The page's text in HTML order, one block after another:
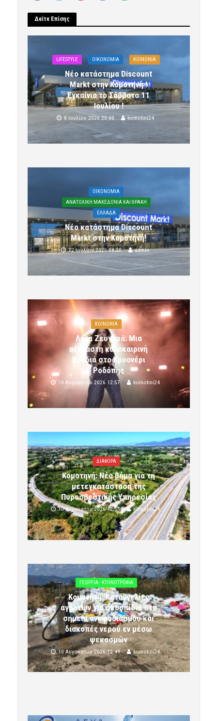
Δείτε Επίσης
LIFESTYLE OIKONOMIA ΚΟΙΝΩΝΙΑ
Νέο κατάστημα Discount
Markt στην Κομοτηνή !
Εγκαίνια το Σάββατο 11
Ιουλίου !
8 Ιουλίου 2026 20:00 komotini24
OIKONOMIA
ΑΝΑΤΟΛΙΚΗ ΜΑΚΕΔΟΝΙΑ ΚΑΙ ΘΡΑΚΗ
ΕΛΛΑΔΑ
Νέο κατάστημα Discount
Markt στην Κομοτηνή!
22 Ιουλίου 2025 08:20 admin
ΚΟΙΝΩΝΙΑ
Λένα Ζευγαρά: Μια
αξέχαστη καλοκαιρινή
βραδιά στο Κρυονέρι
Ροδόπης
10 Αυγούστου 2026 12:57 komotini24
ΔΙΑΦΟΡΑ
Κομοτηνή: Νέο βήμα για τη
μετεγκατάσταση της
Πυροσβεστικής Υπηρεσίας
10 Αυγούστου 2026 12:55 komotini24
ΓΕΩΡΓΙΑ - ΚΤΗΝΟΤΡΟΦΙΑ
Κομοτηνή: Καταγγελίες
αγροτών για σκουπίδια στα
σημεία ανεφοδιασμού και
διακοπές νερού εν μέσω
ψεκασμών
10 Αυγούστου 2026 12:49 komotini24